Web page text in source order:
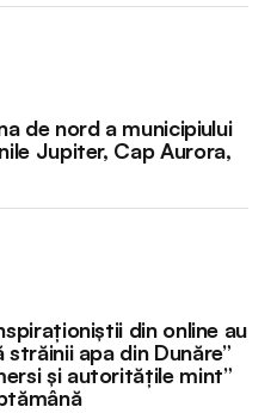
de nord a municipiului
Jupiter, Cap Aurora,
din online au
apa din Dunăre”
și autoritățile mint”